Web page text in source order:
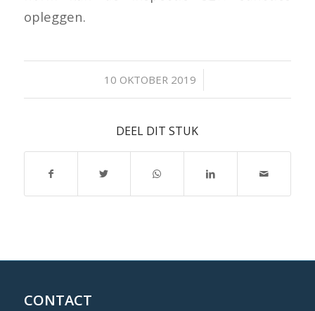
opleggen.
10 OKTOBER 2019
/
DEEL DIT STUK
CONTACT